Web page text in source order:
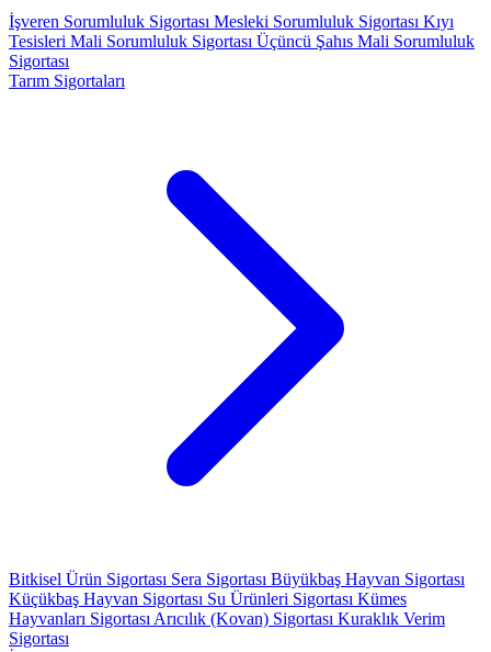
İşveren Sorumluluk Sigortası Mesleki Sorumluluk Sigortası Kıyı
Tesisleri Mali Sorumluluk Sigortası Üçüncü Şahıs Mali Sorumluluk
Sigortası
Tarım Sigortaları
Bitkisel Ürün Sigortası Sera Sigortası Büyükbaş Hayvan Sigortası
Küçükbaş Hayvan Sigortası Su Ürünleri Sigortası Kümes
Hayvanları Sigortası Arıcılık (Kovan) Sigortası Kuraklık Verim
Sigortası